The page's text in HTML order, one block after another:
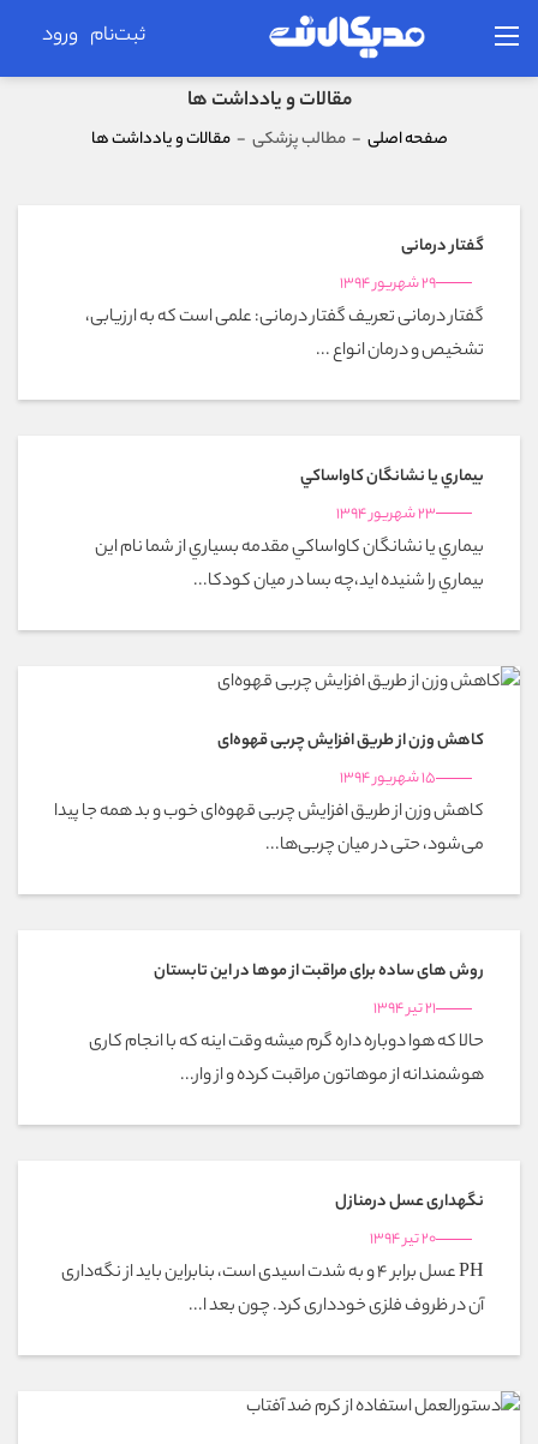
ثبت‌نام ورود
مقالات و یادداشت ها
صفحه اصلی - مطالب پزشکی - مقالات و یادداشت ها
گفتار درمانی
29 شهریور 1394
گفتار درمانی تعریف گفتار درمانی: علمی است که به ارزیابی،
تشخیص و درمان انواع ...
بيماري يا نشانگان كاواساكي
23 شهریور 1394
بيماري يا نشانگان كاواساكي مقدمه بسياري از شما نام اين
بيماري را شنيده ايد،چه بسا در ميان كودكا...
کاهش وزن از طریق افزایش چربی قهوه‌ای
15 شهریور 1394
کاهش وزن از طریق افزایش چربی قهوه‌ای خوب و بد همه جا پیدا
می‌شود، حتی در میان چربی‌ها...
روش های ساده برای مراقبت از موها در این تابستان
21 تیر 1394
حالا که هوا دوباره داره گرم میشه وقت اینه که با انجام کاری
هوشمندانه از موهاتون مراقبت کرده و از وار...
نگهداری عسل درمنازل
20 تیر 1394
PH عسل برابر ۴ و به شدت اسیدی است،‌ بنابراین باید از نگه‌داری
آن در ظروف فلزی خودداری کرد. چون بعد ا...